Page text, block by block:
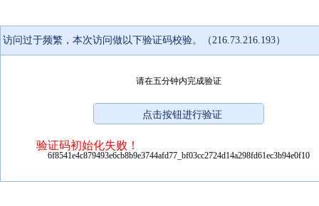
访问过于频繁，本次访问做以下验证码校验。（216.73.216.193）
请在五分钟内完成验证
验证码初始化失败！
6f8541e4c879493e6cb8b9e3744afd77_bf03cc2724d14a298fd61ec3b94e0f10